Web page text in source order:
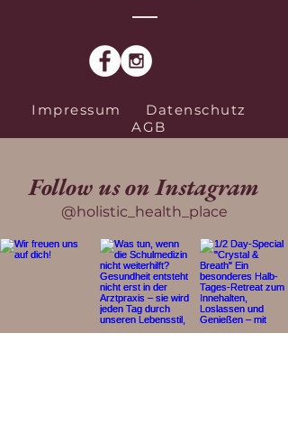
Impressum
Datenschutz
AGB
Follow us on Instagram
@holistic_health_place